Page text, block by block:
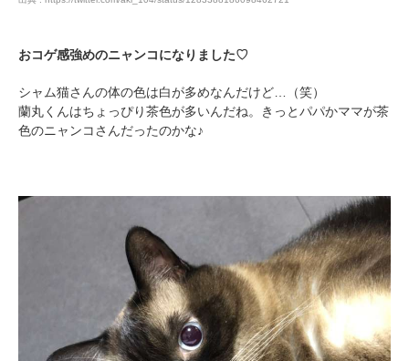
おコゲ感強めのニャンコになりました♡
シャム猫さんの体の色は白が多めなんだけど…（笑）
蘭丸くんはちょっぴり茶色が多いんだね。きっとパパかママが茶
色のニャンコさんだったのかな♪